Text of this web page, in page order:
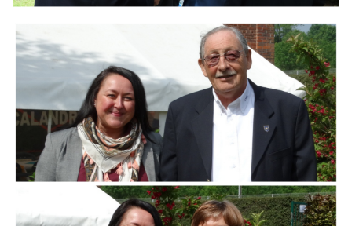
ARMCHAIR